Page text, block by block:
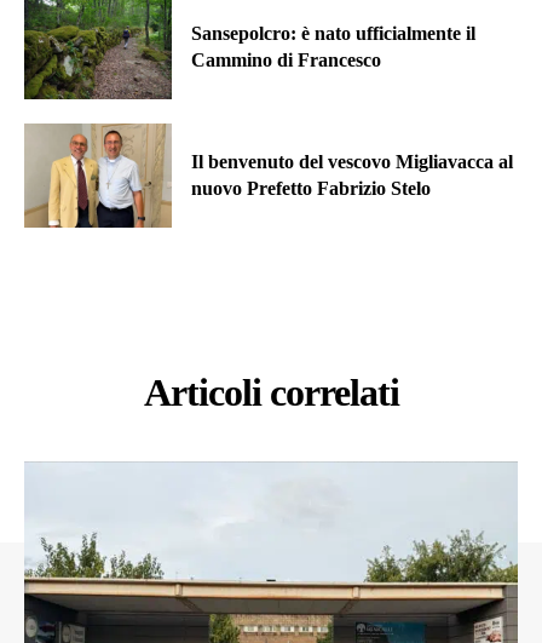
Sansepolcro: è nato ufficialmente il
Cammino di Francesco
Il benvenuto del vescovo Migliavacca al
nuovo Prefetto Fabrizio Stelo
Articoli correlati